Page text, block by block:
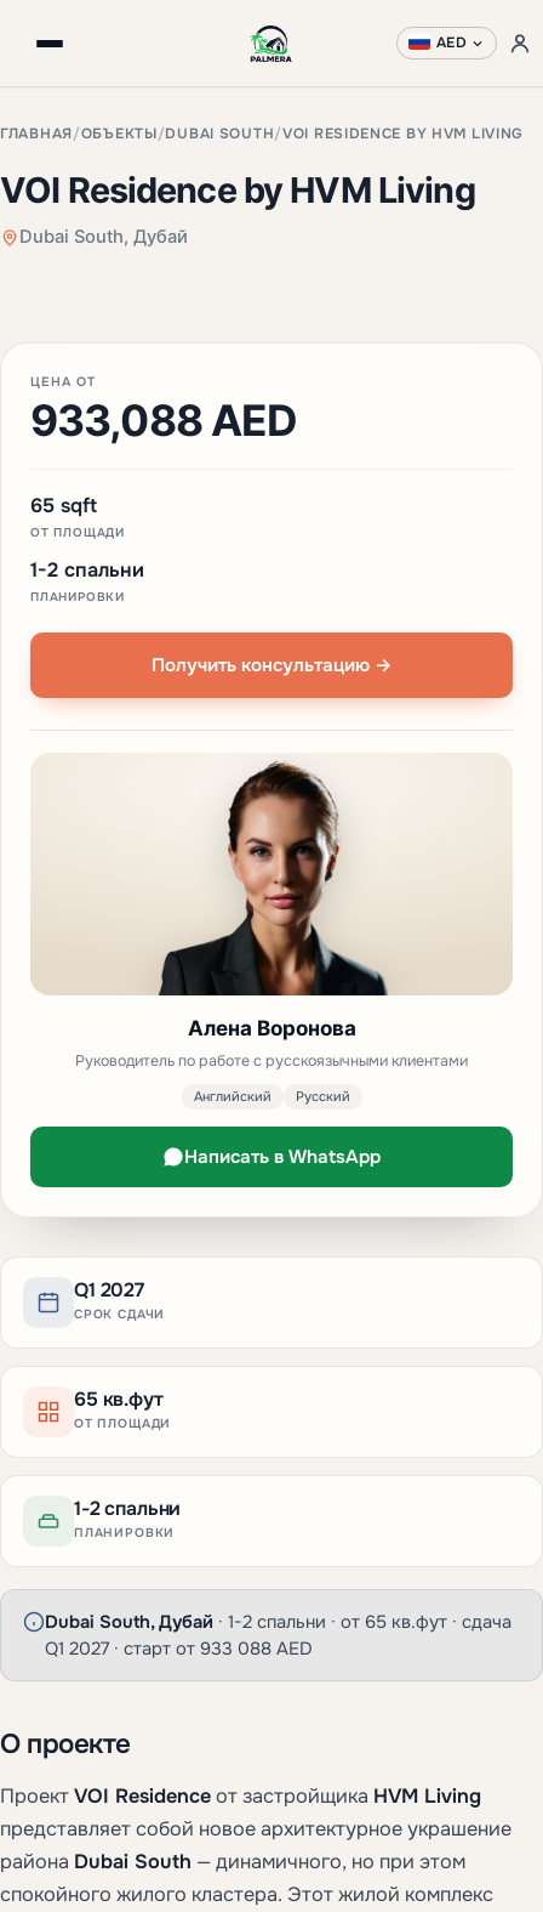
AED
ГЛАВНАЯ/ОБЪЕКТЫ/DUBAI SOUTH/VOI RESIDENCE BY HVM LIVING
VOI Residence by HVM Living
Dubai South, Дубай
Q1 2027
СРОК СДАЧИ
65 кв.фут
ОТ ПЛОЩАДИ
1-2 спальни
ПЛАНИРОВКИ
Dubai South, Дубай · 1-2 спальни · от 65 кв.фут · сдача
Q1 2027 · старт от 933 088 AED
О проекте
ПроектVOI Residenceот застройщика HVM Living
представляет собой новое архитектурное украшение
района Dubai South — динамичного, но при этом
спокойного жилого кластера. Этот жилой комплекс
ЦЕНА ОТ
933,088 AED
65 sqft
ОТ ПЛОЩАДИ
1-2 спальни
ПЛАНИРОВКИ
Получить консультацию →
Алена Воронова
Руководитель по работе с русскоязычными клиентами
Английский Русский
Написать в WhatsApp